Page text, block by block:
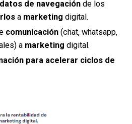
datos de navegación de los
a marketing digital.
comunicación (chat, whatsapp,
a marketing digital.
para acelerar ciclos de